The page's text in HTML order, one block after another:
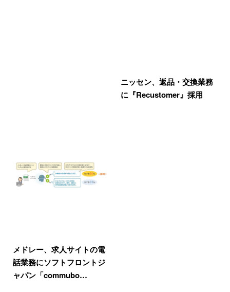
ニッセン、返品・交換業務
に『Recustomer』採用
メドレー、求人サイトの電
話業務にソフトフロントジ
ャパン「commubo…